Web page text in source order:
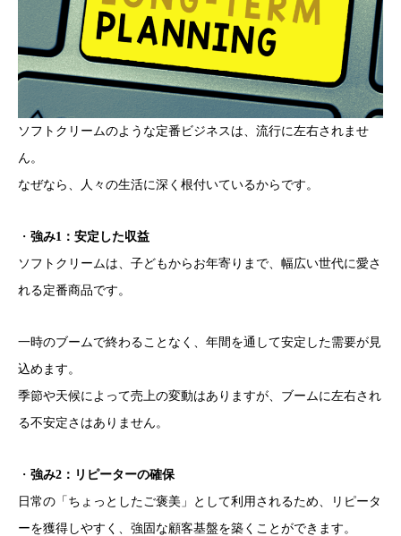
ソフトクリームのような定番ビジネスは、流行に左右されませ
ん。
なぜなら、人々の生活に深く根付いているからです。
・ 強み1：安定した収益
ソフトクリームは、子どもからお年寄りまで、幅広い世代に愛さ
れる定番商品です。
一時のブームで終わることなく、年間を通して安定した需要が見
込めます。
季節や天候によって売上の変動はありますが、ブームに左右され
る不安定さはありません。
・ 強み2：リピーターの確保
日常の「ちょっとしたご褒美」として利用されるため、リピータ
ーを獲得しやすく、強固な顧客基盤を築くことができます。